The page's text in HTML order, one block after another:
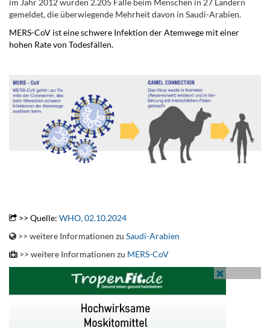
im Jahr 2012 wurden 2.205 Fälle beim Menschen in 27 Ländern
gemeldet, die überwiegende Mehrheit davon in Saudi-Arabien.
MERS-CoV ist eine schwere Infektion der Atemwege mit einer
hohen Rate von Todesfällen.
>> Quelle: WHO, 02.10.2024
>> weitere Informationen zu Saudi-Arabien
>> weitere Informationen zu MERS-CoV